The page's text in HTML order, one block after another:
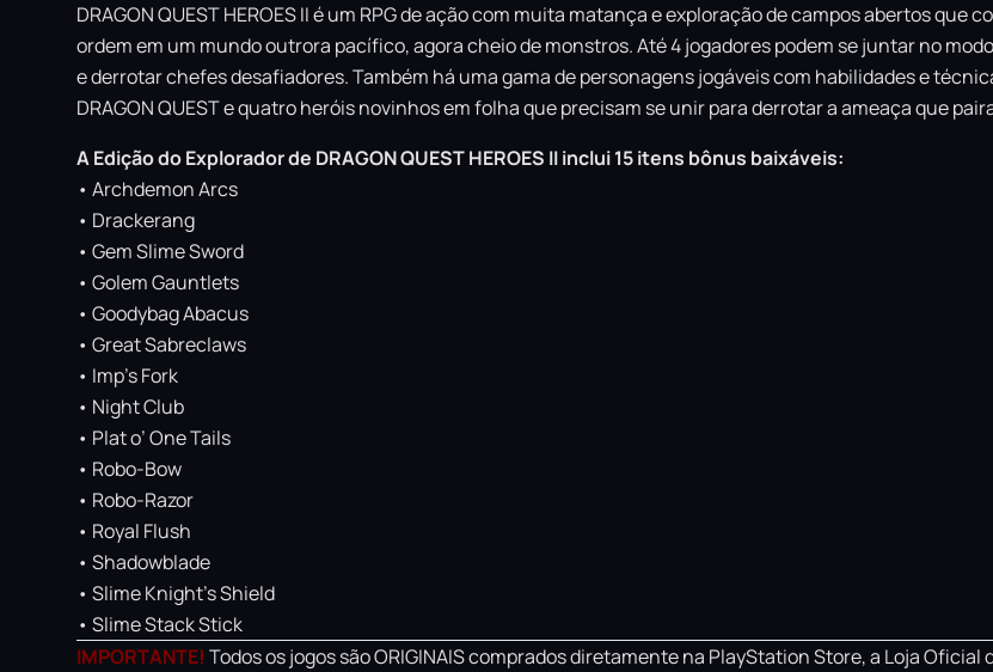
DRAGON QUEST HEROES II é um RPG de ação com muita matança e exploração de campos abertos
ordem em um mundo outrora pacífico, agora cheio de monstros. Até 4 jogadores podem se juntar no
e derrotar chefes desafiadores. Também há uma gama de personagens jogáveis com habilidades e
DRAGON QUEST e quatro heróis novinhos em folha que precisam se unir para derrotar a ameaça que
A Edição do Explorador de DRAGON QUEST HEROES II inclui 15 itens bônus baixáveis:
• Archdemon Arcs
• Drackerang
• Gem Slime Sword
• Golem Gauntlets
• Goodybag Abacus
• Great Sabreclaws
• Imp’s Fork
• Night Club
• Plat o’ One Tails
• Robo-Bow
• Robo-Razor
• Royal Flush
• Shadowblade
• Slime Knight’s Shield
• Slime Stack Stick
IMPORTANTE! Todos os jogos são ORIGINAIS comprados diretamente na PlayStation Store, a Loja